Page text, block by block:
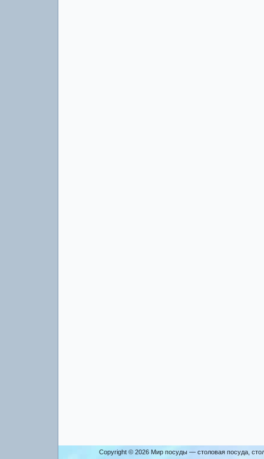
Copyright © 2026 Мир посуды — столовая посуда,